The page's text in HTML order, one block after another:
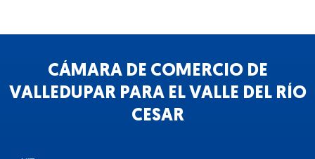
CÁMARA DE COMERCIO DE
VALLEDUPAR PARA EL VALLE DEL RÍO
CESAR